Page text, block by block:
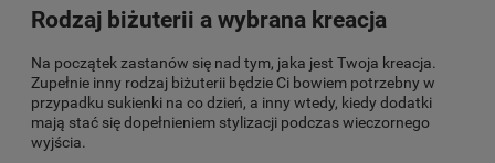
Rodzaj biżuterii a wybrana kreacja
Na początek zastanów się nad tym, jaka jest Twoja kreacja.
Zupełnie inny rodzaj biżuterii będzie Ci bowiem potrzebny w
przypadku sukienki na co dzień, a inny wtedy, kiedy dodatki
mają stać się dopełnieniem stylizacji podczas wieczornego
wyjścia.